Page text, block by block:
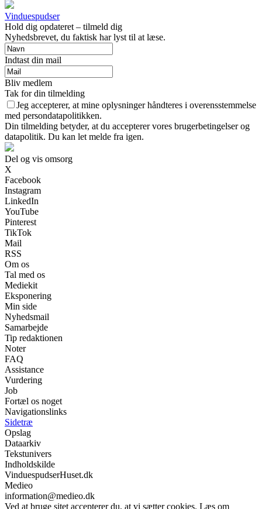
Vinduespudser
Hold dig opdateret – tilmeld dig
Nyhedsbrevet, du faktisk har lyst til at læse.
Indtast din mail
Bliv medlem
Tak for din tilmelding
Jeg accepterer, at mine oplysninger håndteres i overensstemmelse
med persondatapolitikken.
Din tilmelding betyder, at du accepterer vores brugerbetingelser og
datapolitik. Du kan let melde fra igen.
Del og vis omsorg
X
Facebook
Instagram
LinkedIn
YouTube
Pinterest
TikTok
Mail
RSS
Om os
Tal med os
Mediekit
Eksponering
Min side
Nyhedsmail
Samarbejde
Tip redaktionen
Noter
FAQ
Assistance
Vurdering
Job
Fortæl os noget
Navigationslinks
Sidetræ
Opslag
Dataarkiv
Tekstunivers
Indholdskilde
VinduespudserHuset.dk
Medieo
information@medieo.dk
Ved at bruge sitet accepterer du, at vi sætter cookies. Læs om